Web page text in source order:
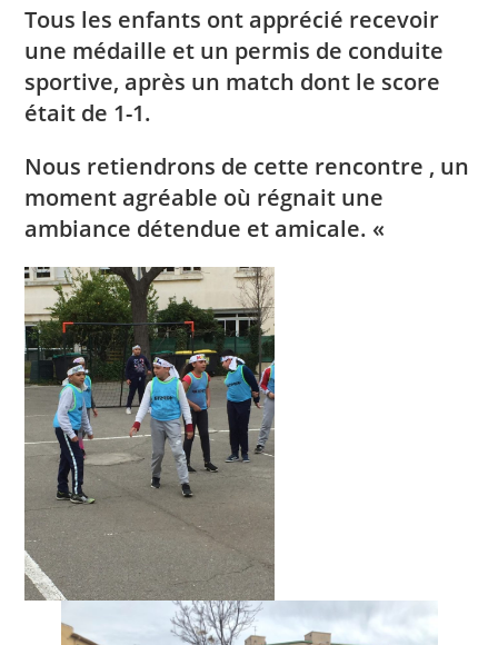
Tous les enfants ont apprécié recevoir
une médaille et un permis de conduite
sportive, après un match dont le score
était de 1-1.
Nous retiendrons de cette rencontre , un
moment agréable où régnait une
ambiance détendue et amicale. «